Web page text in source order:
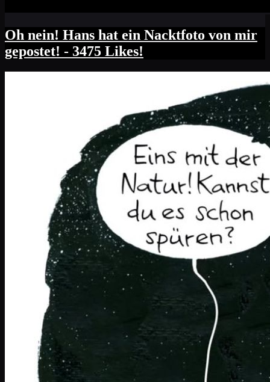
Oh nein! Hans hat ein Nacktfoto von mir
gepostet! - 3475 Likes!